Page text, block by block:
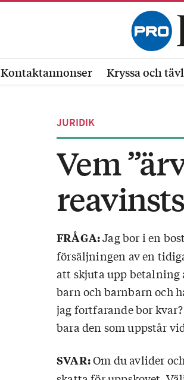
Kontaktannonser Kryssa och
JURIDIK
Vem
FRÅGA:Jag bor i en
försäljningen av en
att skjuta upp betalning
barn och barnbarn och
jag fortfarande bor
bara den som uppstår
SVAR:Om du avlider